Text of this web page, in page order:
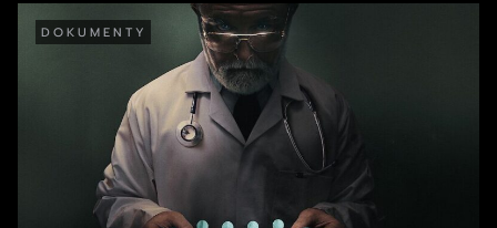
DOKUMENTY